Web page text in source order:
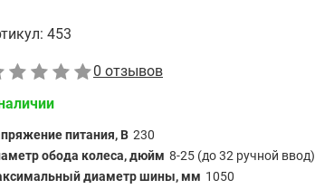
453
0 отзывов
питания, В 230
обода колеса, дюйм 8-25 (до 32 ручной ввод)
диаметр шины, мм 1050